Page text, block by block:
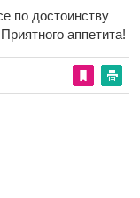
по достоинству
аппетита!